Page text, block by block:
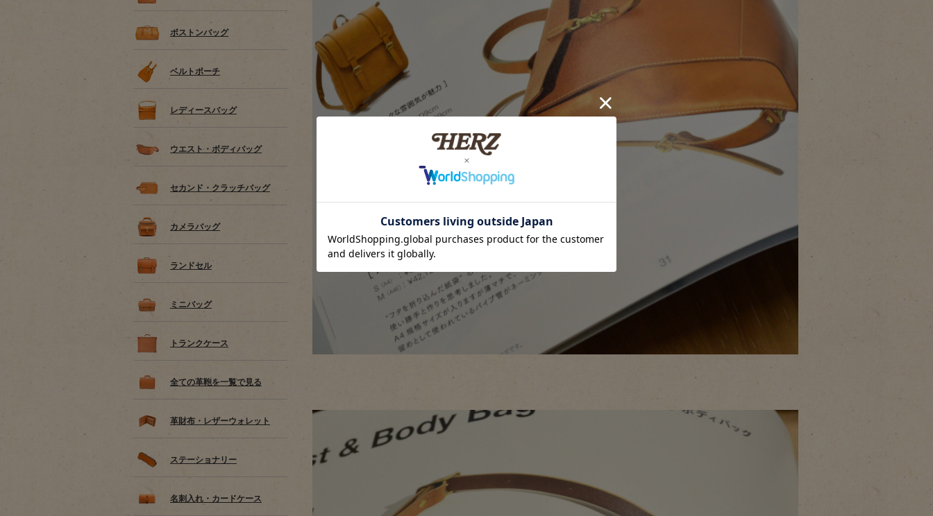
ボストンバッグ
ベルトポーチ
レディースバッグ
ウエスト・ボディバッグ
セカンド・クラッチバッグ
カメラバッグ
ランドセル
ミニバッグ
トランクケース
全ての革鞄を一覧で見る
革財布・レザーウォレット
ステーショナリー
名刺入れ・カードケース